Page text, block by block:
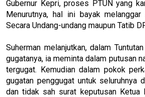
Gubernur Kepri, proses PTUN yang
Menurutnya, hal ini bayak melanggar
Secara Undang-undang maupun Tatib
Suherman melanjutkan, dalam
gugatanya, ia meminta dalam putusan
tergugat. Kemudian dalam pokok
gugatan penggugat untuk seluruhnya
dan tidak sah surat keputusan Ketua